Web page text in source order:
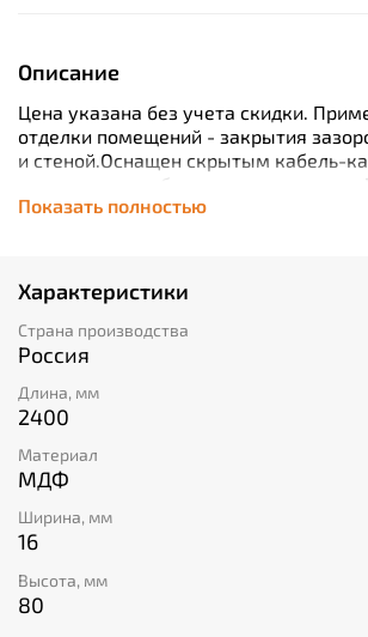
Описание
Цена указана без учета скидки.
отделки помещений - закрытия
и стеной. Оснащен скрытым кабель-
жесткую, несгибаемую конструкцию.
метода крепления используется
Показать полностью
Характеристики
Страна производства
Россия
Длина, мм
2400
Материал
МДФ
Ширина, мм
16
Высота, мм
80